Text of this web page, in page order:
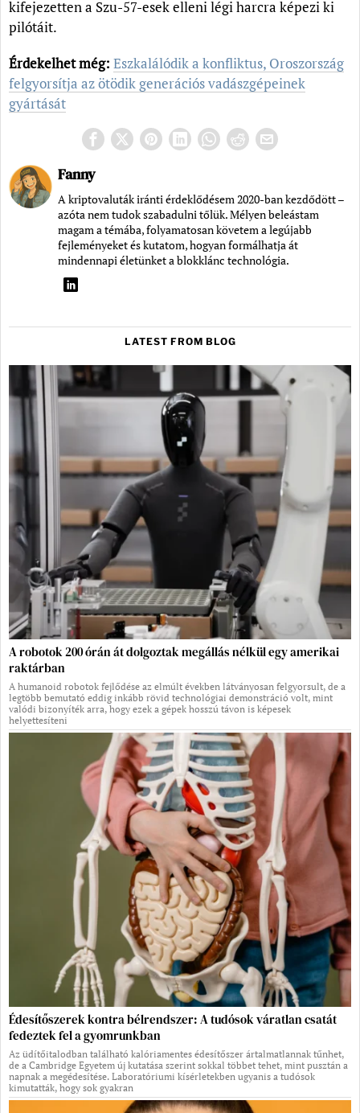
kifejezetten a Szu-57-esek elleni légi harcra képezi ki
pilótáit.
Érdekelhet még: Eszkalálódik a konfliktus, Oroszország
felgyorsítja az ötödik generációs vadászgépeinek
gyártását
Fanny
A kriptovaluták iránti érdeklődésem 2020-ban kezdődött –
azóta nem tudok szabadulni tőlük. Mélyen beleástam
magam a témába, folyamatosan követem a legújabb
fejleményeket és kutatom, hogyan formálhatja át
mindennapi életünket a blokklánc technológia.
LATEST FROM BLOG
A robotok 200 órán át dolgoztak megállás nélkül egy amerikai
raktárban
A humanoid robotok fejlődése az elmúlt években látványosan felgyorsult, de a
legtöbb bemutató eddig inkább rövid technológiai demonstráció volt, mint
valódi bizonyíték arra, hogy ezek a gépek hosszú távon is képesek
helyettesíteni
Édesítőszerek kontra bélrendszer: A tudósok váratlan csatát
fedeztek fel a gyomrunkban
Az üdítőitalodban található kalóriamentes édesítőszer ártalmatlannak tűnhet,
de a Cambridge Egyetem új kutatása szerint sokkal többet tehet, mint pusztán a
napnak a megédesítése. Laboratóriumi kísérletekben ugyanis a tudósok
kimutatták, hogy sok gyakran